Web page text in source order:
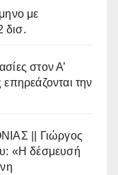
με
δισ.
στον Α’
την
|| Γιώργος
«Η δέσμευσή